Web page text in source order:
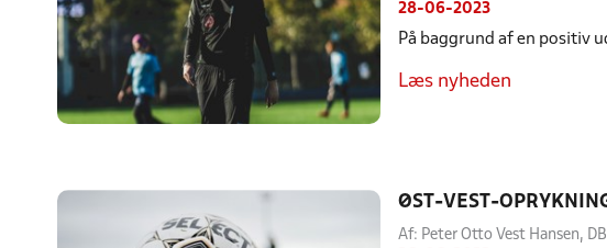
28-06-2023
På baggrund af en positiv
Læs nyheden
ØST-VEST-
Af: Peter Otto Vest Hansen,